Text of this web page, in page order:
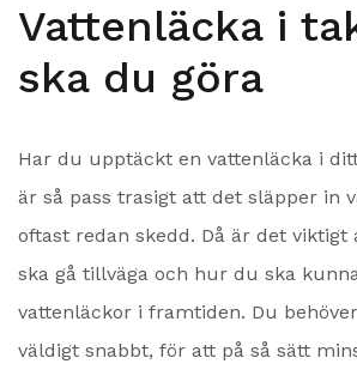
Vattenläcka i
ska du göra
Har du upptäckt en vattenläcka i
är så pass trasigt att det släpper in
oftast redan skedd. Då är det
ska gå tillväga och hur du ska
vattenläckor i framtiden. Du
väldigt snabbt, för att på så sätt